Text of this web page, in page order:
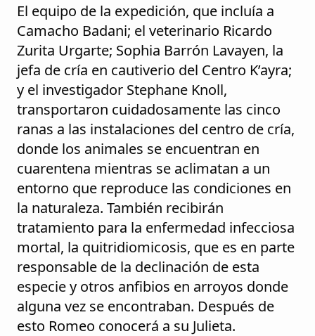
El equipo de la expedición, que incluía a
Camacho Badani; el veterinario Ricardo
Zurita Urgarte; Sophia Barrón Lavayen, la
jefa de cría en cautiverio del Centro K’ayra;
y el investigador Stephane Knoll,
transportaron cuidadosamente las cinco
ranas a las instalaciones del centro de cría,
donde los animales se encuentran en
cuarentena mientras se aclimatan a un
entorno que reproduce las condiciones en
la naturaleza. También recibirán
tratamiento para la enfermedad infecciosa
mortal, la quitridiomicosis, que es en parte
responsable de la declinación de esta
especie y otros anfibios en arroyos donde
alguna vez se encontraban. Después de
esto Romeo conocerá a su Julieta.